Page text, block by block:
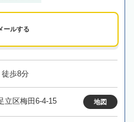
ールする
歩8分
立区梅田6-4-15 地図